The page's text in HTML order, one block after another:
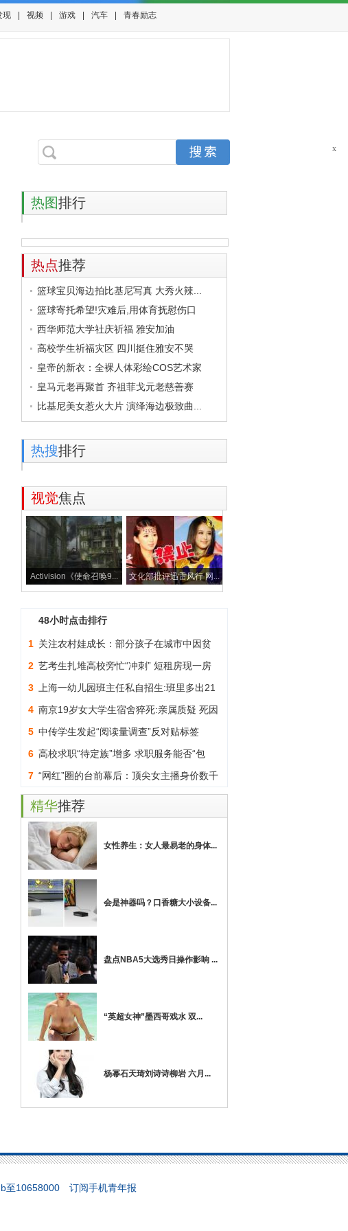
现 视频 游戏 汽车 青春励志
热图排行
热点推荐
篮球宝贝海边拍比基尼写真 大秀火辣...
篮球寄托希望!灾难后,用体育抚慰伤口
西华师范大学社庆祈福 雅安加油
高校学生祈福灾区 四川挺住雅安不哭
皇帝的新衣：全裸人体彩绘COS艺术家
皇马元老再聚首 齐祖菲戈元老慈善赛
比基尼美女惹火大片 演绎海边极致曲...
热搜排行
视觉焦点
Activision《使命召唤9... 文化部批评迅雷风行 网...
48小时点击排行
1 关注农村娃成长：部分孩子在城市中因贫
困自
2 艺考生扎堆高校旁忙“冲刺” 短租房现一房
3
上海一幼儿园班主任私自招生:班里多出21
名
4 南京19岁女大学生宿舍猝死:亲属质疑 死因
成
5 中传学生发起“阅读量调查”反对贴标签
6 高校求职“待定族”增多 求职服务能否“包
7 “网红”圈的台前幕后：顶尖女主播身价数千
精华推荐
女性养生：女人最易老的身体...
会是神器吗？口香糖大小设备...
盘点NBA5大选秀日操作影响 ...
“英超女神”墨西哥戏水 双...
杨幂石天琦刘诗诗柳岩 六月...
至10658000 订阅手机青年报
x